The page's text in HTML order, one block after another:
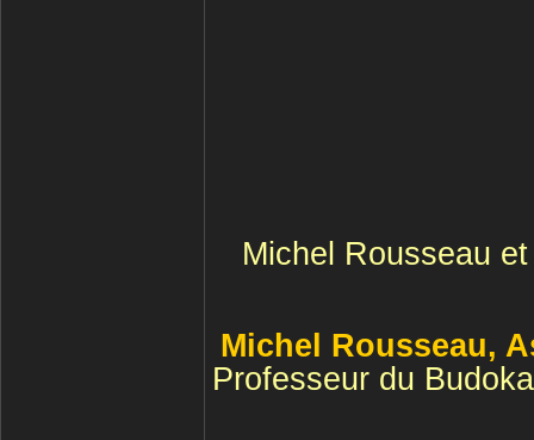
Michel Rousseau
Michel Rousseau,
Professeur du